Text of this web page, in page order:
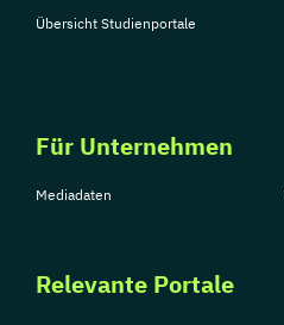
Übersicht Studienportale
Für Unternehmen
Mediadaten
Relevante Portale